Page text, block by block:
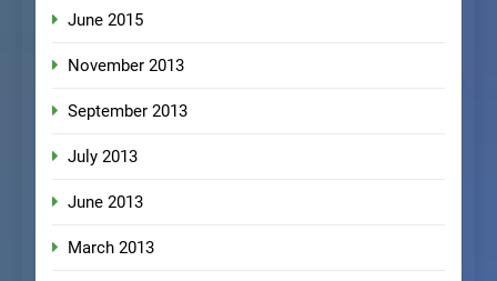
June 2015
November 2013
September 2013
July 2013
June 2013
March 2013